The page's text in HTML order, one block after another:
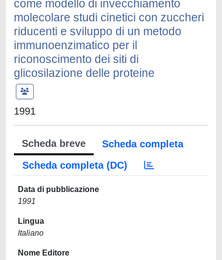
come modello di invecchiamento
molecolare studi cinetici con zuccheri
riducenti e sviluppo di un metodo
immunoenzimatico per il
riconoscimento dei siti di
glicosilazione delle proteine
1991
Scheda breve
Scheda completa
Scheda completa (DC)
Data di pubblicazione
1991
Lingua
Italiano
Nome Editore